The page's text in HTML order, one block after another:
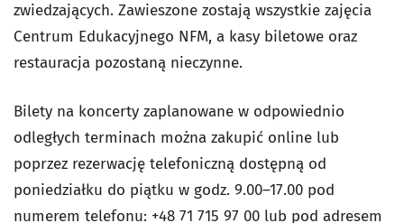
zwiedzających. Zawieszone zostają wszystkie zajęcia
Centrum Edukacyjnego NFM, a kasy biletowe oraz
restauracja pozostaną nieczynne.
Bilety na koncerty zaplanowane w odpowiednio
odległych terminach można zakupić online lub
poprzez rezerwację telefoniczną dostępną od
poniedziałku do piątku w godz. 9.00–17.00 pod
numerem telefonu: +48 71 715 97 00 lub pod adresem